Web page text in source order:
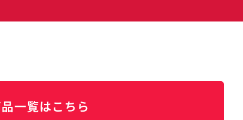
一覧はこちら